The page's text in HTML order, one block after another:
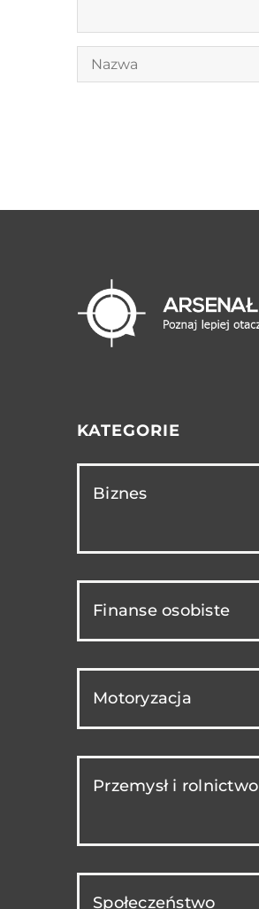
KATEGORIE
Biznes
Finanse osobiste
Motoryzacja
Przemysł i rolnictwo
Społeczeństwo